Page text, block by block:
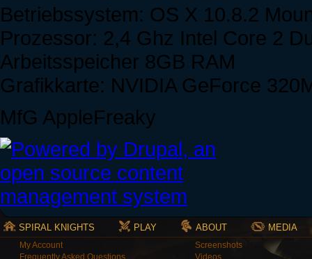
Betriebssystem: OS X 10.8.2
Prozessor: 2,4 Ghz Intel Core 2
Arbeitsspeicher 8GB RAM
Grafikkarte: NVIDIA GeForce
MfG AppleFreaky
SPIRAL KNIGHTS PLAY ABOUT MEDIA
My Account
Frequently Asked Questions
Screenshots
Videos